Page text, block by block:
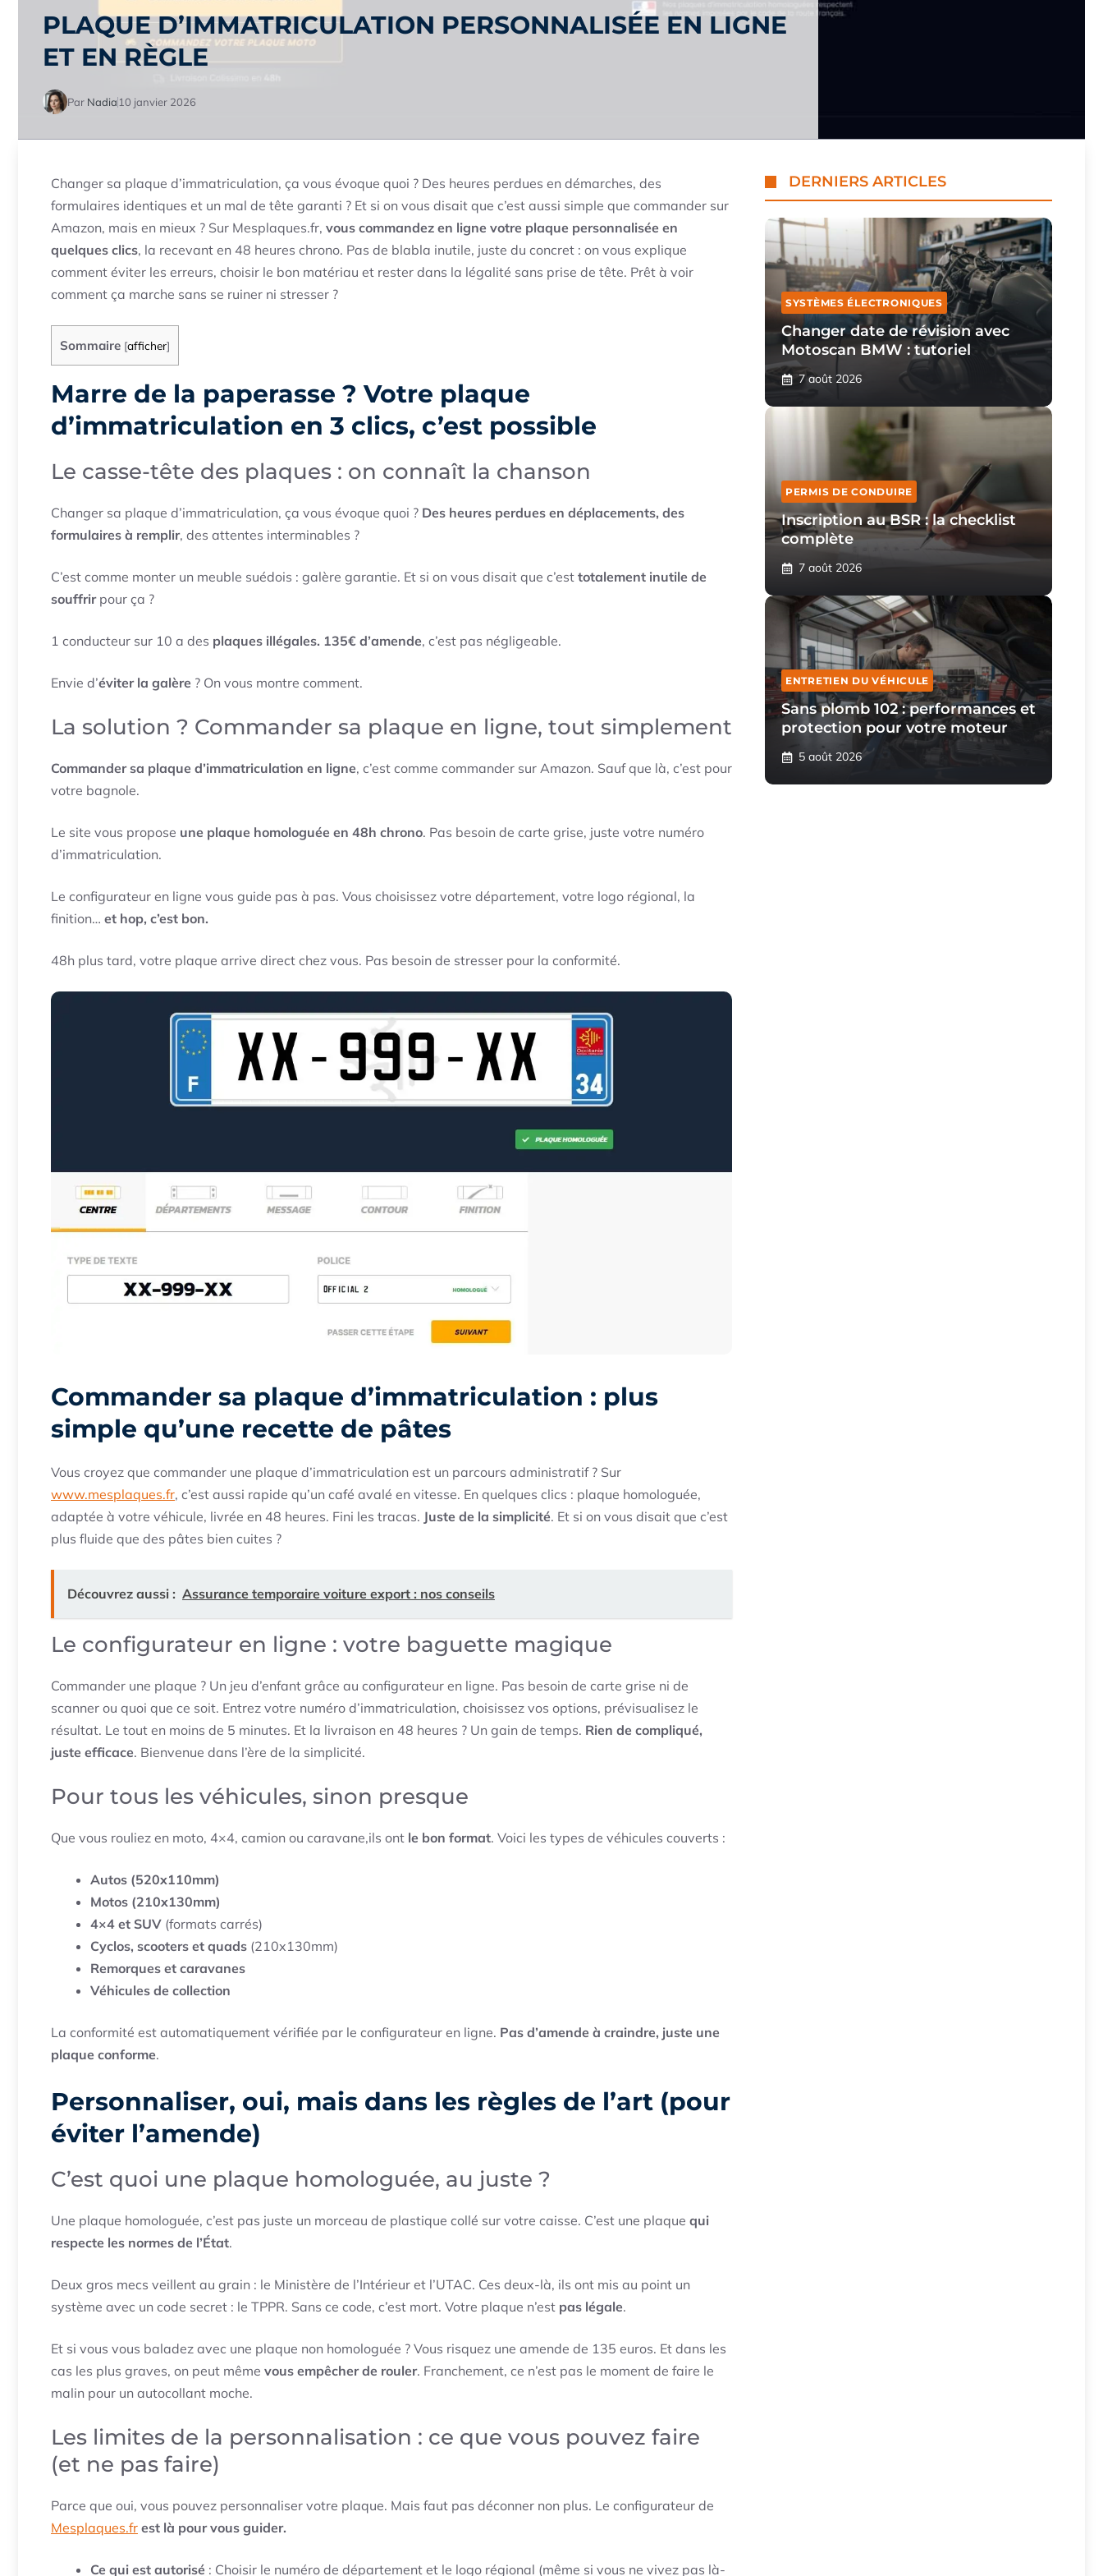
PLAQUE D’IMMATRICULATION PERSONNALISÉE EN LIGNE
ET EN RÈGLE
Par Nadia 10 janvier 2026
Changer sa plaque d’immatriculation, ça vous évoque quoi ? Des heures perdues en démarches, des
formulaires identiques et un mal de tête garanti ? Et si on vous disait que c’est aussi simple que commander sur
Amazon, mais en mieux ? Sur Mesplaques.fr, vous commandez en ligne votre plaque personnalisée en
quelques clics, la recevant en 48 heures chrono. Pas de blabla inutile, juste du concret : on vous explique
comment éviter les erreurs, choisir le bon matériau et rester dans la légalité sans prise de tête. Prêt à voir
comment ça marche sans se ruiner ni stresser ?
Sommaire [afficher]
Marre de la paperasse ? Votre plaque
d’immatriculation en 3 clics, c’est possible
Le casse-tête des plaques : on connaît la chanson
Changer sa plaque d’immatriculation, ça vous évoque quoi ? Des heures perdues en déplacements, des
formulaires à remplir, des attentes interminables ?
C’est comme monter un meuble suédois : galère garantie. Et si on vous disait que c’est totalement inutile de
souffrirpour ça ?
1 conducteur sur 10 a des plaques illégales. 135€ d’amende, c’est pas négligeable.
Envie d’éviter la galère ? On vous montre comment.
La solution ? Commander sa plaque en ligne, tout simplement
Commander sa plaque d’immatriculation en ligne, c’est comme commander sur Amazon. Sauf que là, c’est pour
votre bagnole.
Le site vous propose une plaque homologuée en 48h chrono. Pas besoin de carte grise, juste votre numéro
d’immatriculation.
Le configurateur en ligne vous guide pas à pas. Vous choisissez votre département, votre logo régional, la
finition… et hop, c’est bon.
48h plus tard, votre plaque arrive direct chez vous. Pas besoin de stresser pour la conformité.
Commander sa plaque d’immatriculation : plus
simple qu’une recette de pâtes
Vous croyez que commander une plaque d’immatriculation est un parcours administratif ? Sur
www.mesplaques.fr, c’est aussi rapide qu’un café avalé en vitesse. En quelques clics : plaque homologuée,
adaptée à votre véhicule, livrée en 48 heures. Fini les tracas. Juste de la simplicité. Et si on vous disait que c’est
plus fluide que des pâtes bien cuites ?
Découvrez aussi : Assurance temporaire voiture export : nos conseils
Le configurateur en ligne : votre baguette magique
Commander une plaque ? Un jeu d’enfant grâce au configurateur en ligne. Pas besoin de carte grise ni de
scanner ou quoi que ce soit. Entrez votre numéro d’immatriculation, choisissez vos options, prévisualisez le
résultat. Le tout en moins de 5 minutes. Et la livraison en 48 heures ? Un gain de temps. Rien de compliqué,
juste efficace. Bienvenue dans l’ère de la simplicité.
Pour tous les véhicules, sinon presque
Que vous rouliez en moto, 4×4, camion ou caravane,ils ont le bon format. Voici les types de véhicules couverts :
Autos (520x110mm)
Motos (210x130mm)
4×4 et SUV (formats carrés)
Cyclos, scooters et quads (210x130mm)
Remorques et caravanes
Véhicules de collection
La conformité est automatiquement vérifiée par le configurateur en ligne. Pas d’amende à craindre, juste une
plaque conforme.
Personnaliser, oui, mais dans les règles de l’art (pour
éviter l’amende)
C’est quoi une plaque homologuée, au juste ?
Une plaque homologuée, c’est pas juste un morceau de plastique collé sur votre caisse. C’est une plaque qui
respecte les normes de l’État.
Deux gros mecs veillent au grain : le Ministère de l’Intérieur et l’UTAC. Ces deux-là, ils ont mis au point un
système avec un code secret : le TPPR. Sans ce code, c’est mort. Votre plaque n’est pas légale.
Et si vous vous baladez avec une plaque non homologuée ? Vous risquez une amende de 135 euros. Et dans les
cas les plus graves, on peut même vous empêcher de rouler. Franchement, ce n’est pas le moment de faire le
malin pour un autocollant moche.
Les limites de la personnalisation : ce que vous pouvez faire
(et ne pas faire)
Parce que oui, vous pouvez personnaliser votre plaque. Mais faut pas déconner non plus. Le configurateur de
Mesplaques.fr est là pour vous guider.
Ce qui est autorisé : Choisir le numéro de département et le logo régional (même si vous ne vivez pas là-
DERNIERS ARTICLES
SYSTÈMES ÉLECTRONIQUES
Changer date de révision avec
Motoscan BMW : tutoriel
7 août 2026
PERMIS DE CONDUIRE
Inscription au BSR : la checklist
complète
7 août 2026
ENTRETIEN DU VÉHICULE
Sans plomb 102 : performances et
protection pour votre moteur
5 août 2026